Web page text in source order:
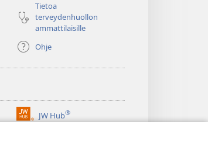
Tietoa
terveydenhuollon
ammattilaisille
Ohje
JW Hub®
(avaa